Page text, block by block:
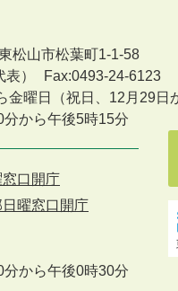
松山市松葉町1-1-58
）
Fax:0493-24-6123
金曜日
（祝日、12月29日
分から午後5時15分
口開庁
曜窓口開庁
分から午後0時30分